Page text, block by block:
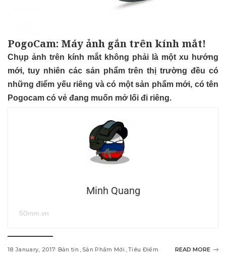
PogoCam: Máy ảnh gắn trên kính mắt!
Chụp ảnh trên kính mắt không phải là một xu hướng
mới, tuy nhiên các sản phẩm trên thị trường đều có
những điểm yếu riêng và có một sản phẩm mới, có tên
Pogocam có vẻ đang muốn mở lối đi riêng.
Minh Quang
50mm.vn
18 January, 2017 Bản tin Sản Phẩm Mới Tiêu Điểm READ MORE